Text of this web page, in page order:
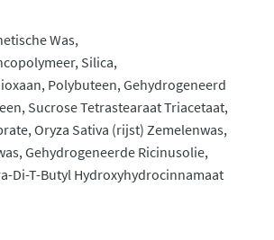
Was,
Silica,
Polybuteen, Gehydrogeneerd
Sucrose Tetrastearaat Triacetaat,
Oryza Sativa (rijst) Zemelenwas,
Gehydrogeneerde Ricinusolie,
Di-T-Butyl Hydroxyhydrocinnamaat